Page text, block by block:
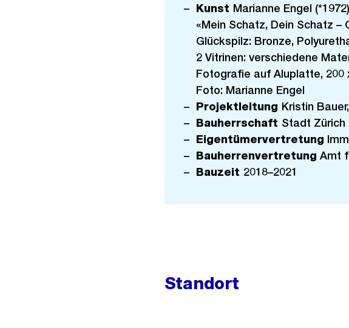
Kunst Marianne Engel
«Mein Schatz, Dein Schatz –
Glückspilz: Bronze,
2 Vitrinen: verschiedene
Fotografie auf Aluplatte, 200
Foto: Marianne Engel
Projektleitung Kristin
Bauherrschaft Stadt Zürich
Eigentümervertretung
Bauherrenvertretung Amt
Bauzeit 2018–2021
Standort